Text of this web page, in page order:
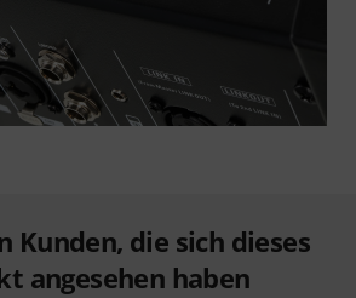
Kunden, die sich dieses
angesehen haben